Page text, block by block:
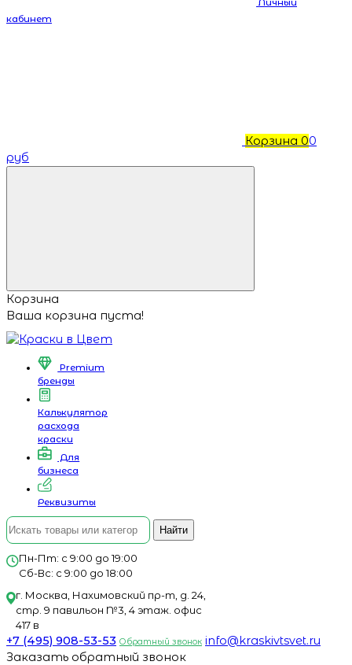
кабинет
Корзина 00
руб
Корзина
Ваша корзина пуста!
Premium
бренды
Калькулятор
расхода
краски
Для
бизнеса
Реквизиты
Найти
Пн-Пт: с 9:00 до 19:00
Сб-Вс: с 9:00 до 18:00
г. Москва, Нахимовский пр-т, д. 24,
стр. 9 павильон №3, 4 этаж. офис
417 в
+7 (495) 908-53-53 Обратный звонок info@kraskivtsvet.ru
Заказать обратный звонок